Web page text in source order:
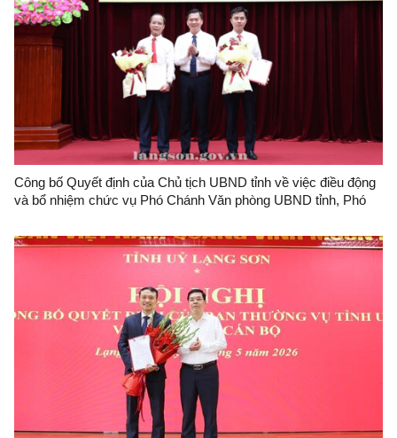
Công bố Quyết định của Chủ tịch UBND tỉnh về việc điều động
và bổ nhiệm chức vụ Phó Chánh Văn phòng UBND tỉnh, Phó
thông tỉnh